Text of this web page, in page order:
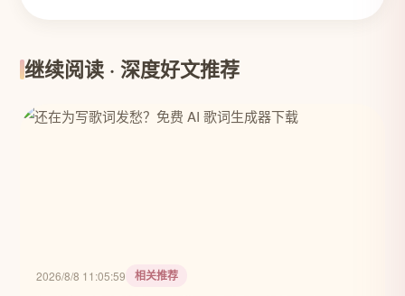
继续阅读 · 深度好文推荐
2026/8/8 11:05:59 相关推荐